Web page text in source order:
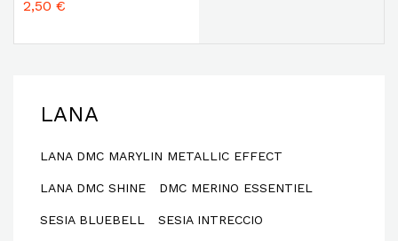
2,50 €
LANA
LANA DMC MARYLIN METALLIC EFFECT
LANA DMC SHINE DMC MERINO ESSENTIEL
SESIA BLUEBELL SESIA INTRECCIO